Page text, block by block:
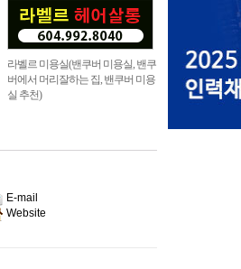
라벨르 미용실(밴쿠버 미용실, 밴쿠
버에서 머리잘하는 집, 밴쿠버 미용
실 추천)
E-mail
Website